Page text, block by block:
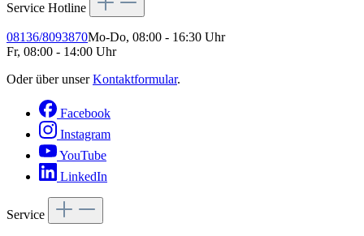
Service Hotline
08136/8093870Mo-Do, 08:00 - 16:30 Uhr
Fr, 08:00 - 14:00 Uhr
Oder über unserKontaktformular.
Facebook
Instagram
YouTube
LinkedIn
Service